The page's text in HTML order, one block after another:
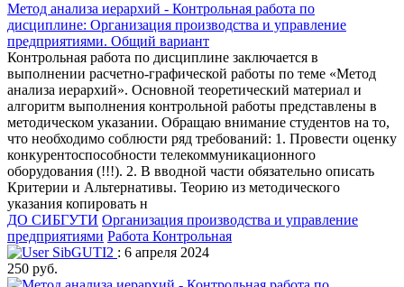
Метод анализа иерархий - Контрольная работа по
дисциплине: Организация производства и управление
предприятиями. Общий вариант
Контрольная работа по дисциплине заключается в
выполнении расчетно-графической работы по теме «Метод
анализа иерархий». Основной теоретический материал и
алгоритм выполнения контрольной работы представлены в
методическом указании. Обращаю внимание студентов на то,
что необходимо соблюсти ряд требований: 1. Провести оценку
конкурентоспособности телекоммуникационного
оборудования (!!!). 2. В вводной части обязательно описать
Критерии и Альтернативы. Теорию из методического
указания копировать н
ДО СИБГУТИ Организация производства и управление
предприятиями Работа Контрольная
SibGUTI2 : 6 апреля 2024
250 руб.